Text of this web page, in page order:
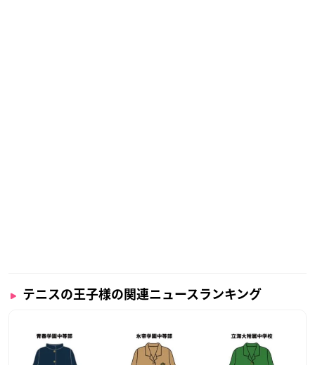
テニスの王子様の関連ニュースランキング